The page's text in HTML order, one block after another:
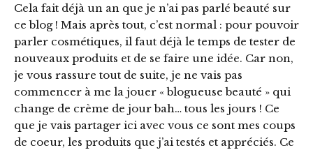
Cela fait déjà un an que je n’ai pas parlé beauté sur
ce blog ! Mais après tout, c’est normal : pour pouvoir
parler cosmétiques, il faut déjà le temps de tester de
nouveaux produits et de se faire une idée. Car non,
je vous rassure tout de suite, je ne vais pas
commencer à me la jouer « blogueuse beauté » qui
change de crème de jour bah… tous les jours ! Ce
que je vais partager ici avec vous ce sont mes coups
de coeur, les produits que j’ai testés et appréciés. Ce